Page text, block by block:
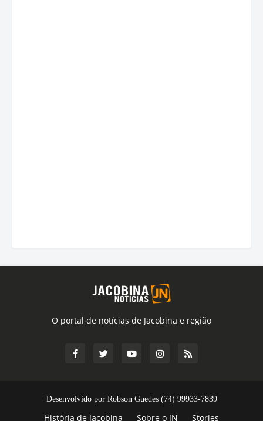
O portal de notícias de Jacobina e região
Desenvolvido por Robson Guedes (74) 99933-7839
História de Jacobina Sobre o JN Stories